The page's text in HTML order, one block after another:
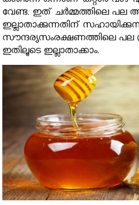
വേണ്ട. ഇത് ചര്‍മ്മത്തിലെ പല
ഇല്ലാതാക്കുന്നതിന്
സൗന്ദര്യസംരക്ഷണത്തിലെ പല
ഇതിലൂടെ ഇല്ലാതാക്കാം.